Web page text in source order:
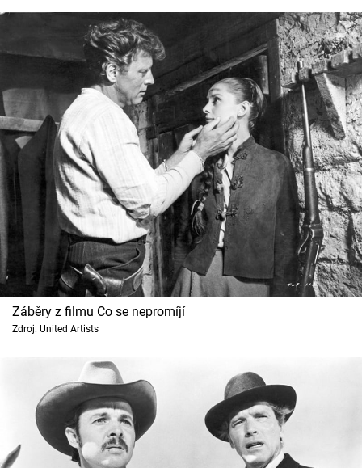
Záběry z filmu Co se nepromíjí
Zdroj: United Artists